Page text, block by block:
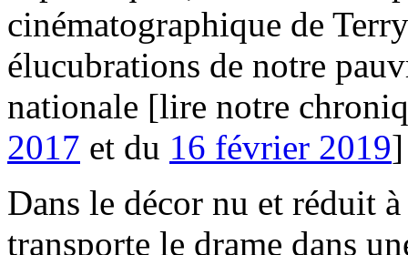
cinématographique de
élucubrations de notre
nationale [lire notre
2017 et du 16 février 2019
Dans le décor nu et réduit
transporte le drame dans